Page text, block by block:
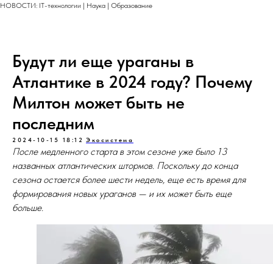
НОВОСТИ: IT-технологии | Наука | Образование
Будут ли еще ураганы в
Атлантике в 2024 году? Почему
Милтон может быть не
последним
2024-10-15 18:12 Экосистема
После медленного старта в этом сезоне уже было 13
названных атлантических штормов. Поскольку до конца
сезона остается более шести недель, еще есть время для
формирования новых ураганов — и их может быть еще
больше.